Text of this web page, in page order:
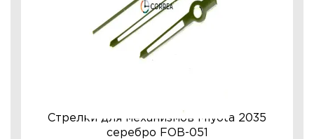
Стрелки для механизмов Miyota 2035
серебро FOB-051